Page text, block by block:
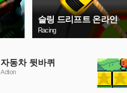
슬링 드리프트 온라인
Racing
자동차 뒷바퀴
Action